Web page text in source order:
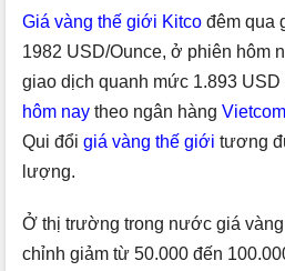
Giá vàng thế giới Kitco đêm qua
1982 USD/Ounce, ở phiên hôm
giao dịch quanh mức 1.893 USD
hôm nay theo ngân hàng
Qui đổi giá vàng thế giới tương
lượng.
Ở thị trường trong nước giá
chỉnh giảm từ 50.000 đến